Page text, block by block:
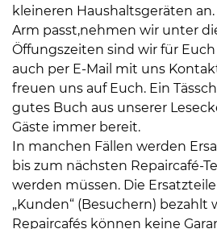
kleineren Haushaltsgeräten
Arm passt,nehmen wir unter
Öffungszeiten sind wir für
auch per E-Mail mit uns
freuen uns auf Euch. Ein
gutes Buch aus unserer
Gäste immer bereit.
In manchen Fällen werden
bis zum nächsten Repaircafé-
werden müssen. Die
„Kunden“ (Besuchern) bezahlt
Repaircafés können keine